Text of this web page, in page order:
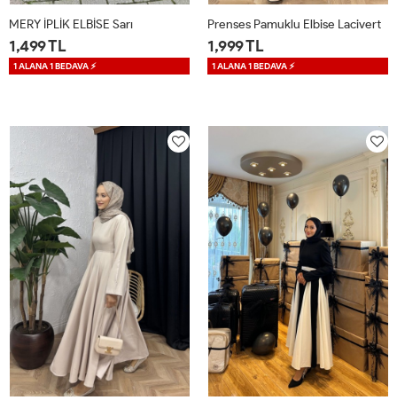
1 2
MERY İPLİK ELBİSE Sarı
1,499 TL
1 ALANA 1 BEDAVA ⚡
1 2
Prenses Pamuklu Elbise Lacivert
1,999 TL
1 ALANA 1 BEDAVA ⚡